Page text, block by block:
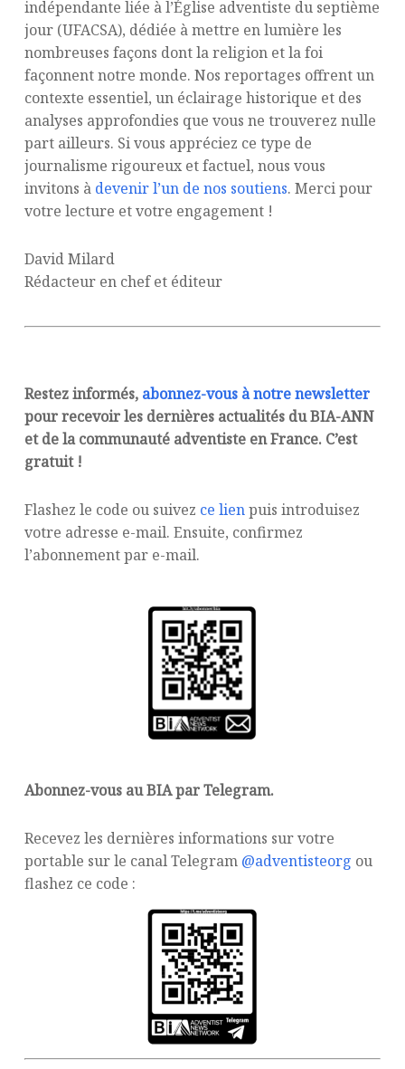
indépendante liée à l’Église adventiste du septième
jour (UFACSA), dédiée à mettre en lumière les
nombreuses façons dont la religion et la foi
façonnent notre monde. Nos reportages offrent un
contexte essentiel, un éclairage historique et des
analyses approfondies que vous ne trouverez nulle
part ailleurs. Si vous appréciez ce type de
journalisme rigoureux et factuel, nous vous
invitons à devenir l’un de nos soutiens. Merci pour
votre lecture et votre engagement !
David Milard
Rédacteur en chef et éditeur
Restez informés, abonnez-vous à notre newsletter
pour recevoir les dernières actualités du BIA-ANN
et de la communauté adventiste en France. C’est
gratuit !
Flashez le code ou suivez ce lienpuis introduisez
votre adresse e-mail. Ensuite, confirmez
l’abonnement par e-mail.
Abonnez-vous au BIA par Telegram.
Recevez les dernières informations sur votre
portable sur le canal Telegram @adventisteorg ou
flashez ce code :